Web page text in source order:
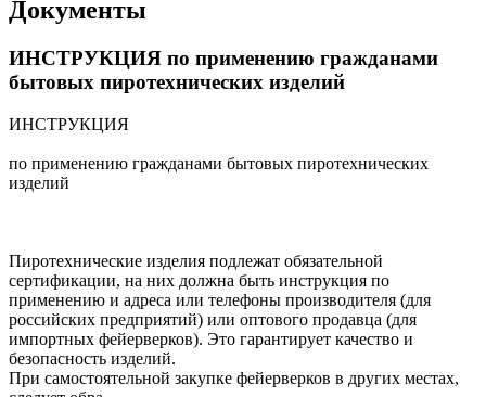
Документы
ИНСТРУКЦИЯ по применению гражданами
бытовых пиротехнических изделий
ИНСТРУКЦИЯ
по применению гражданами бытовых пиротехнических
изделий
Пиротехнические изделия подлежат обязательной
сертификации, на них должна быть инструкция по
применению и адреса или телефоны производителя (для
российских предприятий) или оптового продавца (для
импортных фейерверков). Это гарантирует качество и
безопасность изделий.
При самостоятельной закупке фейерверков в других местах,